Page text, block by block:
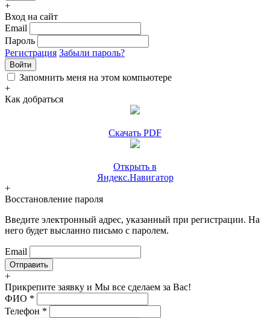
+
Вход на сайт
Email
Пароль
Регистрация Забыли пароль?
Войти
Запомнить меня на этом компьютере
+
Как добраться
Скачать PDF
Открыть в
Яндекс.Навигатор
+
Восстановление пароля
Введите электронный адрес, указанный при регистрации. На
него будет высланно письмо с паролем.
Email
+
Прикрепите заявку и Мы все сделаем за Вас!
ФИО *
Телефон *